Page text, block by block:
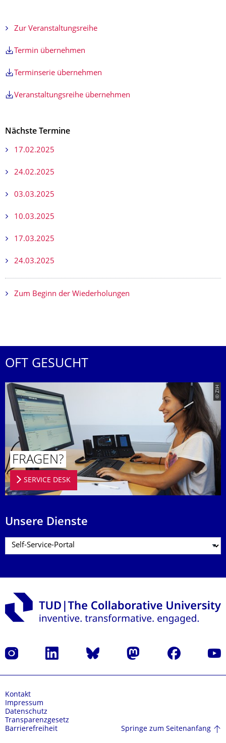
Zur Veranstaltungsreihe
Termin übernehmen
Terminserie übernehmen
Veranstaltungsreihe übernehmen
Nächste Termine
17.02.2025
24.02.2025
03.03.2025
10.03.2025
17.03.2025
24.03.2025
Zum Beginn der Wiederholungen
OFT GESUCHT
© ZIH
FRAGEN?
SERVICE DESK
Unsere Dienste
Instagram LinkedIn Bluesky Mastodon Facebook
Kontakt
Impressum
Datenschutz
Transparenzgesetz
Barrierefreiheit
Springe zum Seitenanfang